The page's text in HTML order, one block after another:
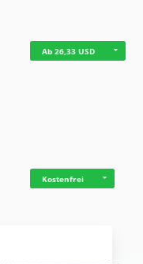
Ab 26,33 USD
Kostenfrei